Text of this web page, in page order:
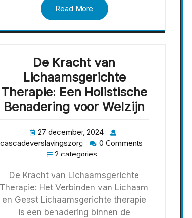
Read More
De Kracht van
Lichaamsgerichte
Therapie: Een Holistische
Benadering voor Welzijn
27 december, 2024
cascadeverslavingszorg
0 Comments
2 categories
De Kracht van Lichaamsgerichte
Therapie: Het Verbinden van Lichaam
en Geest Lichaamsgerichte therapie
is een benadering binnen de